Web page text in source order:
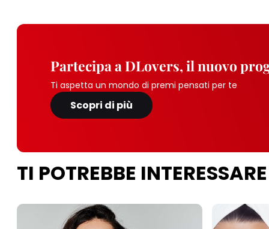
Partecipa a DLovers, il nuovo
Ti aspetta un mondo di premi pensati per te
Scopri di più
TI POTREBBE